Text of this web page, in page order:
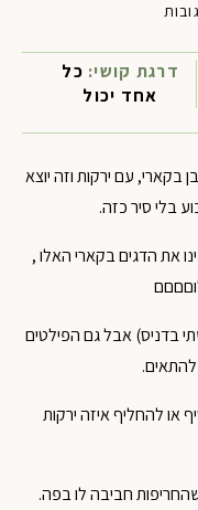
דרגת קושי: כל
אחד יכול
עם ירקות וזה יוצא
בלי סיר כזה.
את הדגים בקארי האלו ,
בדניס) אבל גם הפילטים
להתאים.
או להחליף איזה ירקות
חביבה לו בפה.